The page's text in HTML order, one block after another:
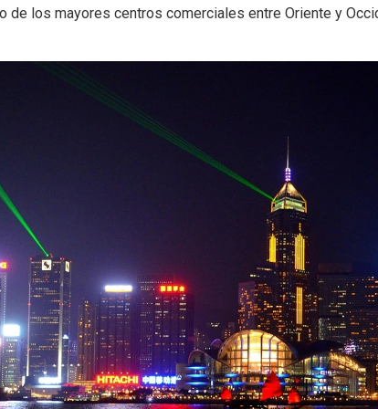
de los mayores centros comerciales entre Oriente y